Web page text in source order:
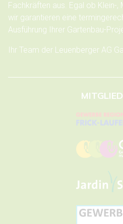
Fachkräften aus. Egal ob Klein-
wir garantieren eine
Ausführung Ihrer Gartenbau-
Ihr Team der Leuenberger AG
MITGLIED